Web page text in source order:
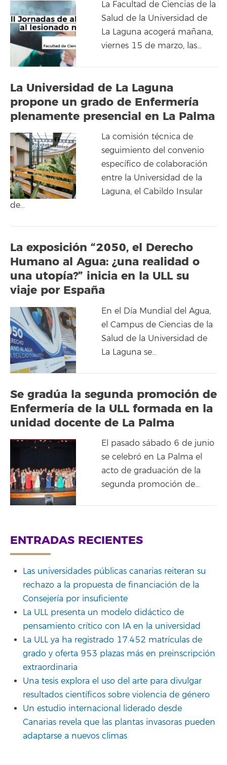
La Facultad de Ciencias de la
Salud de la Universidad de
La Laguna acogerá mañana,
viernes 15 de marzo, las…
La Universidad de La Laguna
propone un grado de Enfermería
plenamente presencial en La Palma
La comisión técnica de
seguimiento del convenio
específico de colaboración
entre la Universidad de la
Laguna, el Cabildo Insular
de…
La exposición “2050, el Derecho
Humano al Agua: ¿una realidad o
una utopía?” inicia en la ULL su
viaje por España
En el Día Mundial del Agua,
el Campus de Ciencias de la
Salud de la Universidad de
La Laguna se…
Se gradúa la segunda promoción de
Enfermería de la ULL formada en la
unidad docente de La Palma
El pasado sábado 6 de junio
se celebró en La Palma el
acto de graduación de la
segunda promoción de…
ENTRADAS RECIENTES
Las universidades públicas canarias reiteran su
rechazo a la propuesta de financiación de la
Consejería por insuficiente
La ULL presenta un modelo didáctico de
pensamiento crítico con IA en la universidad
La ULL ya ha registrado 17.452 matrículas de
grado y oferta 953 plazas más en preinscripción
extraordinaria
Una tesis explora el uso del arte para divulgar
resultados científicos sobre violencia de género
Un estudio internacional liderado desde
Canarias revela que las plantas invasoras pueden
adaptarse a nuevos climas